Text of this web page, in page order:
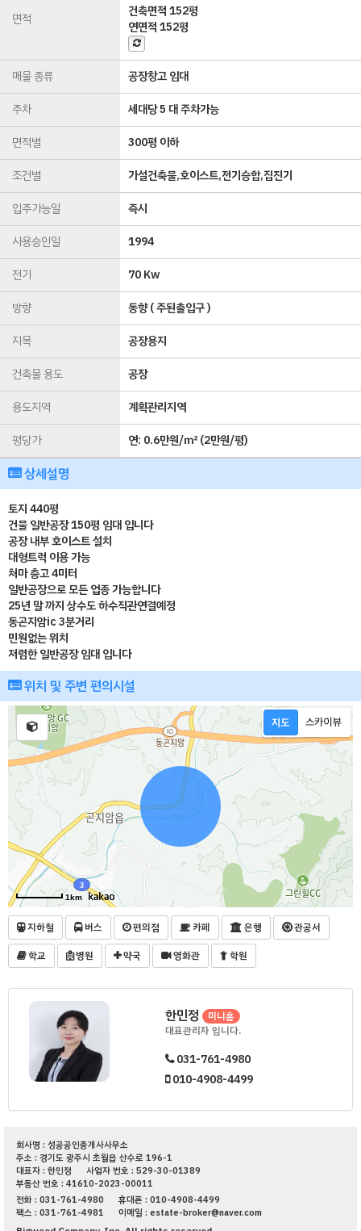
면적
건축면적152평
연면적152평
매물 종류
공장창고 임대
주차
세대당 5 대 주차가능
면적별
300평 이하
조건별
가설건축물,호이스트,전기승합,집진기
입주가능일
즉시
사용승인일
1994
전기
70 Kw
방향
동향 ( 주된출입구 )
지목
공장용지
건축물 용도
공장
용도지역
계획관리지역
평당가
연: 0.6만원/㎡(2만원/평)
상세설명
토지 440평
건물 일반공장 150평 임대 입니다
공장 내부 호이스트 설치
대형트럭 이용 가능
처마 층고 4미터
일반공장으로 모든 업종 가능합니다
25년 말 까지 상수도 하수직관연결예정
동곤지암ic 3분거리
민원없는 위치
저렴한 일반공장 임대 입니다
위치 및 주변 편의시설
1km
지하철 버스 편의점 카페 은행
관공서
학교
병원 약국 영화관 학원
한민정 미니홈
대표관리자 입니다.
031-761-4980
010-4908-4499
회사명 : 성공공인중개사사무소
주소 : 경기도 광주시 초월읍 산수로 196-1
대표자 : 한민정
사업자 번호 : 529-30-01389
부동산 번호 : 41610-2023-00011
전화 : 031-761-4980
휴대폰 : 010-4908-4499
팩스 : 031-761-4981
이메일 : estate-broker@naver.com